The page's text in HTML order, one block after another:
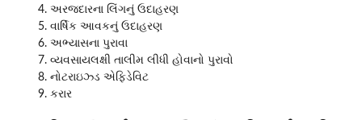
અરજદારના લિંગનું ઉદાહરણ
વાર્ષિક આવકનું ઉદાહરણ
અભ્યાસના પુરાવા
વ્યવસાયલક્ષી તાલીમ લીધી હોવાનો પુરાવો
નોટરાઇઝ્ડ એફિડેવિટ
કરાર